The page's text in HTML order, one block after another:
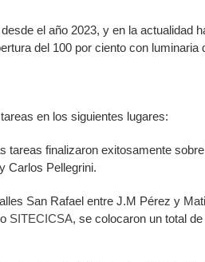
el año 2023, y en la actualidad
del 100 por ciento con luminaria
en los siguientes lugares:
tareas finalizaron exitosamente
Carlos Pellegrini.
San Rafael entre J.M Pérez y
SITECICSA, se colocaron un total